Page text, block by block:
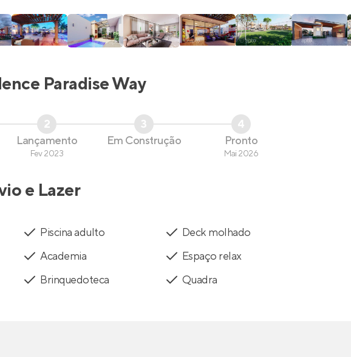
Paradise Way
2
Lançamento
Fev 2023
3
Em Construção
4
Pronto
Mai 2026
e Lazer
Piscina adulto
Deck molhado
Academia
Espaço relax
Brinquedoteca Quadra